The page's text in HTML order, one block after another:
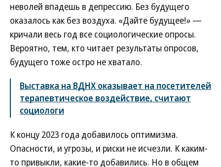
неволей впадешь в депрессию. Без будущего
оказалось как без воздуха. «Дайте будущее!» —
кричали весь год все социологические опросы.
Вероятно, тем, кто читает результаты опросов,
будущего тоже остро не хватало.
Выставка на ВДНХ оказывает на посетителей
терапевтическое воздействие, считают
социологи
К концу 2023 года добавилось оптимизма.
Опасности, и угрозы, и риски не исчезли. К каким-
то привыкли, какие-то добавились. Но в общем